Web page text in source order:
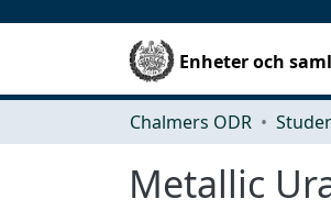
Enheter och
Chalmers ODR
Metallic